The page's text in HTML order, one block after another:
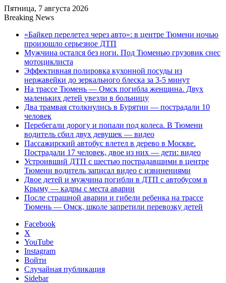
Пятница, 7 августа 2026
Breaking News
«Байкер перелетел через авто»: в центре Тюмени ночью
произошло серьезное ДТП
Мужчина остался без ноги. Под Тюменью грузовик снес
мотоциклиста
Эффективная полировка кухонной посуды из
нержавейки до зеркального блеска за 3-5 минут
На трассе Тюмень — Омск погибла женщина. Двух
маленьких детей увезли в больницу
Два трамвая столкнулись в Бурятии — пострадали 10
человек
Перебегали дорогу и попали под колеса. В Тюмени
водитель сбил двух девушек — видео
Пассажирский автобус влетел в дерево в Москве.
Пострадали 17 человек, двое из них — дети: видео
Устроивший ДТП с шестью пострадавшими в центре
Тюмени водитель записал видео с извинениями
Двое детей и мужчина погибли в ДТП с автобусом в
Крыму — кадры с места аварии
После страшной аварии и гибели ребенка на трассе
Тюмень — Омск, школе запретили перевозку детей
Facebook
X
YouTube
Instagram
Войти
Случайная публикация
Sidebar